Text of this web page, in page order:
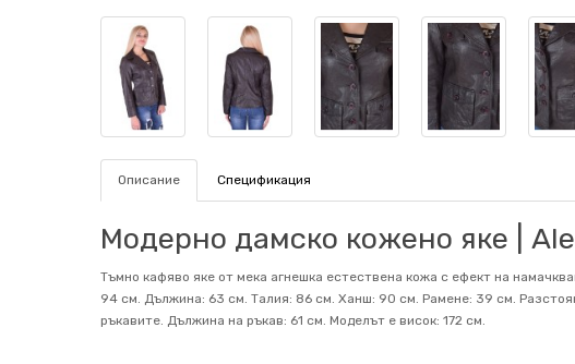
Описание Спецификация
Модерно дамско кожено яке |
Тъмно кафяво яке от мека агнешка естествена кожа с ефект на
94 см. Дължина: 63 см. Талия: 86 см. Ханш: 90 см. Рамене: 39 см.
ръкавите. Дължина на ръкав: 61 см. Mоделът е висок: 172 см.